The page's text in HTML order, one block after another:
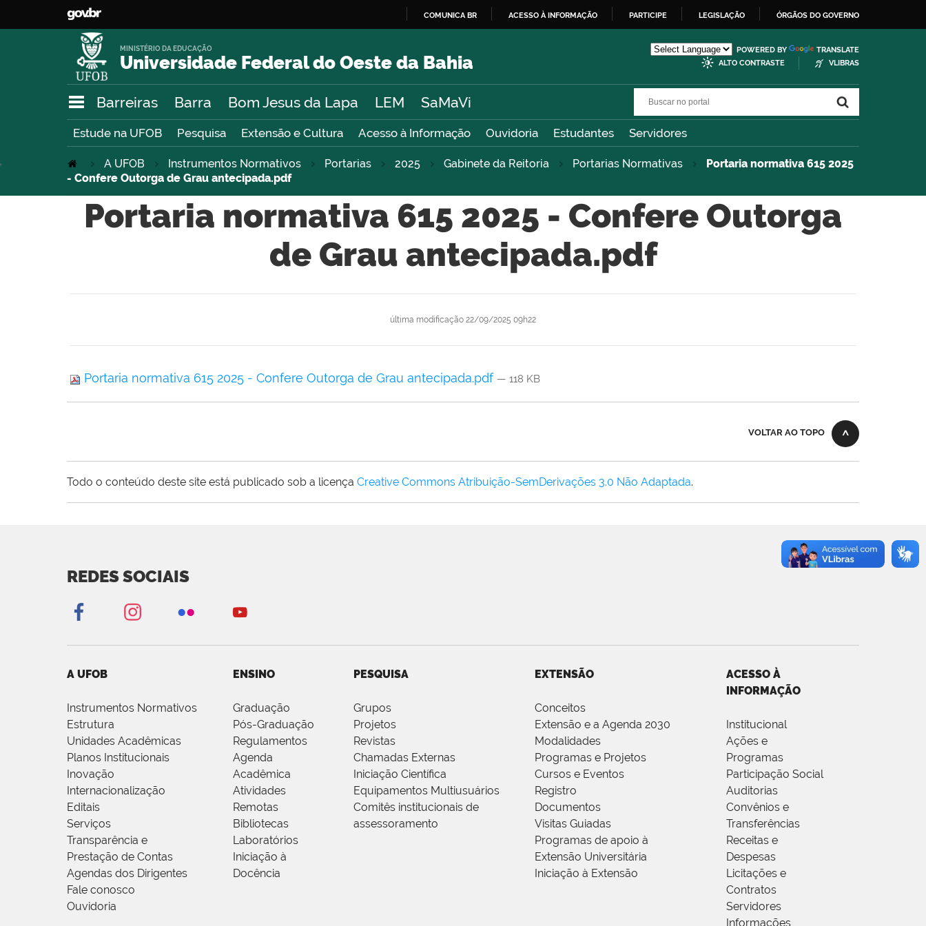
O
COMUNICA BR ACESSO À INFORMAÇÃO PARTICIPE LEGISLAÇÃO ÓRGÃOS DO GOVERNO
Universidade Federal do Oeste da Bahia
MINISTÉRIO DA EDUCAÇÃO POWERED BY
TRANSLATE
ALTO CONTRASTE
VLIBRAS
Barreiras Barra Bom Jesus da Lapa LEM SaMaVi
Estude na UFOB Pesquisa Extensão e Cultura Acesso à Informação Ouvidoria Estudantes Servidores
A UFOB Instrumentos Normativos Portarias 2025 Gabinete da Reitoria Portarias Normativas
Portaria normativa 615 2025
- Confere Outorga de Grau antecipada.pdf
Portaria normativa 615 2025 - Confere Outorga
de Grau antecipada.pdf
última modificação 22/09/2025 09h22
Portaria normativa 615 2025 - Confere Outorga de Grau antecipada.pdf — 118 KB
VOLTAR AO TOPO
Todo o conteúdo deste site está publicado sob a licença Creative Commons Atribuição-SemDerivações 3.0 Não Adaptada.
REDES SOCIAIS
A UFOB
Instrumentos Normativos
Estrutura
Unidades Acadêmicas
Planos Institucionais
Inovação
Internacionalização
Editais
Serviços
Transparência e
Prestação de Contas
Agendas dos Dirigentes
Fale conosco
Ouvidoria
ENSINO
Graduação
Pós-Graduação
Regulamentos
Agenda
Acadêmica
Atividades
Remotas
Bibliotecas
Laboratórios
Iniciação à
Docência
PESQUISA
Grupos
Projetos
Revistas
Chamadas Externas
Iniciação Científica
Equipamentos Multiusuários
Comitês institucionais de
assessoramento
EXTENSÃO
Conceitos
Extensão e a Agenda 2030
Modalidades
Programas e Projetos
Cursos e Eventos
Registro
Documentos
Visitas Guiadas
Programas de apoio à
Extensão Universitária
Iniciação à Extensão
ACESSO À
INFORMAÇÃO
Institucional
Ações e
Programas
Participação Social
Auditorias
Convênios e
Transferências
Receitas e
Despesas
Licitações e
Contratos
Servidores
Informações